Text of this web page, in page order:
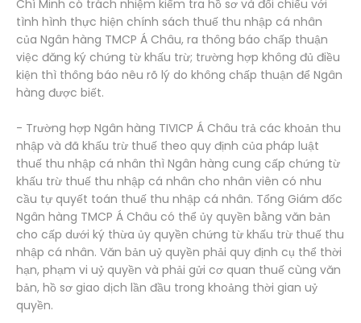
Chí Minh có trách nhiệm kiểm tra hồ sơ và đối chiếu với
tình hình thực hiện chính sách thuế thu nhập cá nhân
của Ngân hàng TMCP Á Châu, ra thông báo chấp thuận
việc đăng ký chứng từ khấu trừ; trường hợp không đủ điều
kiện thì thông báo nêu rõ lý do không chấp thuận để Ngân
hàng được biết.
- Trường hợp Ngân hàng TIVICP Á Châu trả các khoản thu
nhập và đã khấu trừ thuế theo quy định của pháp luật
thuế thu nhập cá nhân thì Ngân hàng cung cấp chứng từ
khấu trừ thuế thu nhập cá nhân cho nhân viên có nhu
cầu tự quyết toán thuế thu nhập cá nhân. Tổng Giám đốc
Ngân hàng TMCP Á Châu có thể ủy quyền bằng văn bản
cho cấp dưới ký thừa ủy quyền chứng từ khấu trừ thuế thu
nhập cá nhân. Văn bản uỷ quyền phải quy định cụ thể thời
hạn, phạm vi uỷ quyền và phải gửi cơ quan thuế cùng văn
bản, hồ sơ giao dịch lần đầu trong khoảng thời gian uỷ
quyền.